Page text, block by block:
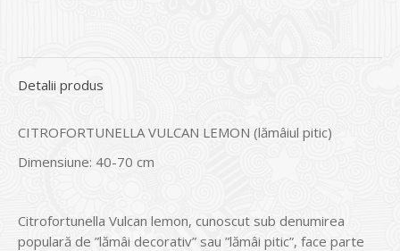
Detalii produs
CITROFORTUNELLA VULCAN LEMON (lămâiul pitic)
Dimensiune: 40-70 cm
Citrofortunella Vulcan lemon, cunoscut sub denumirea
populară de ”lămâi decorativ” sau ”lămâi pitic”, face parte